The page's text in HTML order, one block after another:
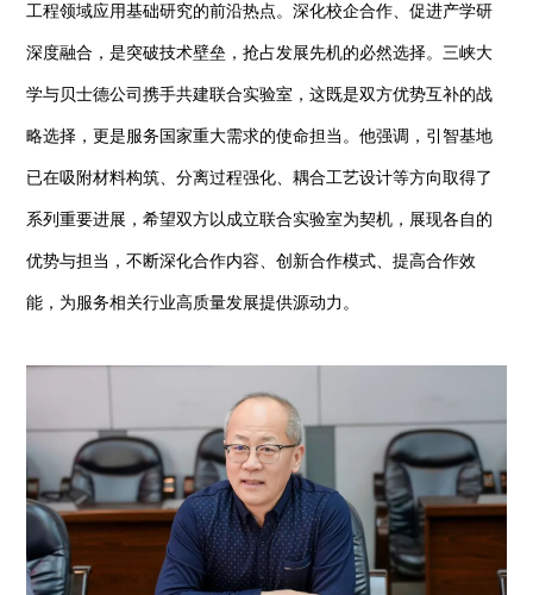
工程领域应用基础研究的前沿热点。深化校企合作、促进产学研
深度融合，是突破技术壁垒，抢占发展先机的必然选择。三峡大
学与贝士德公司携手共建联合实验室，这既是双方优势互补的战
略选择，更是服务国家重大需求的使命担当。他强调，引智基地
已在吸附材料构筑、分离过程强化、耦合工艺设计等方向取得了
系列重要进展，希望双方以成立联合实验室为契机，展现各自的
优势与担当，不断深化合作内容、创新合作模式、提高合作效
能，为服务相关行业高质量发展提供源动力。